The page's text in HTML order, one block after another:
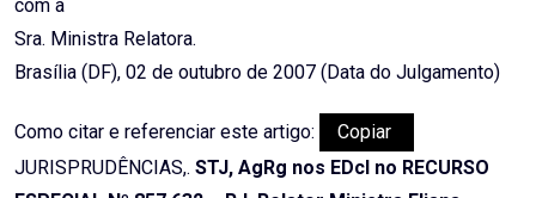
com a
Sra. Ministra Relatora.
Brasília (DF), 02 de outubro de 2007 (Data do Julgamento)
Como citar e referenciar este artigo:
Copiar
JURISPRUDÊNCIAS,. STJ, AgRg nos EDcl no RECURSO